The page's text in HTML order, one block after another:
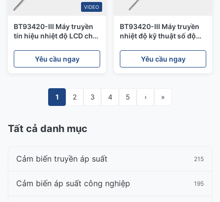
VIDEO
BT93420-III Máy truyền
tín hiệu nhiệt độ LCD cho
lỏng
Yêu cầu ngay
BT93420-III Máy truyền
nhiệt độ kỹ thuật số độ
không gỉ với chỉ số LCD
Yêu cầu ngay
1 2 3 4 5 › »
Tất cả danh mục
Cảm biến truyền áp suất 215
Cảm biến áp suất công nghiệp 195